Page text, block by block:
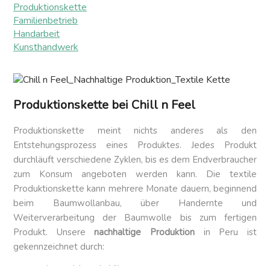
Produktionskette
Familienbetrieb
Handarbeit
Kunsthandwerk
Produktionskette bei Chill n Feel
Produktionskette meint nichts anderes als den
Entstehungsprozess eines Produktes. Jedes Produkt
durchläuft verschiedene Zyklen, bis es dem Endverbraucher
zum Konsum angeboten werden kann. Die textile
Produktionskette kann mehrere Monate dauern, beginnend
beim Baumwollanbau, über Handernte und
Weiterverarbeitung der Baumwolle bis zum fertigen
Produkt. Unserenachhaltige Produktion in Peru ist
gekennzeichnet durch: